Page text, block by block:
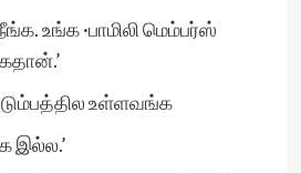
உங்க ·பாமிலி மெம்பர்ஸ்
உள்ளவங்க
இல்ல.’